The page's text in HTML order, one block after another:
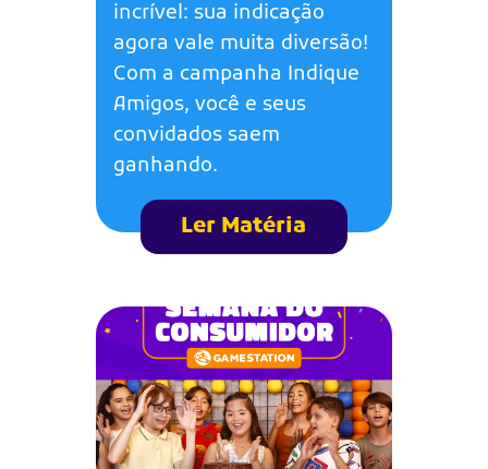
incrível: sua indicação
agora vale muita diversão!
Com a campanha Indique
Amigos, você e seus
convidados saem
ganhando.
Ler Matéria